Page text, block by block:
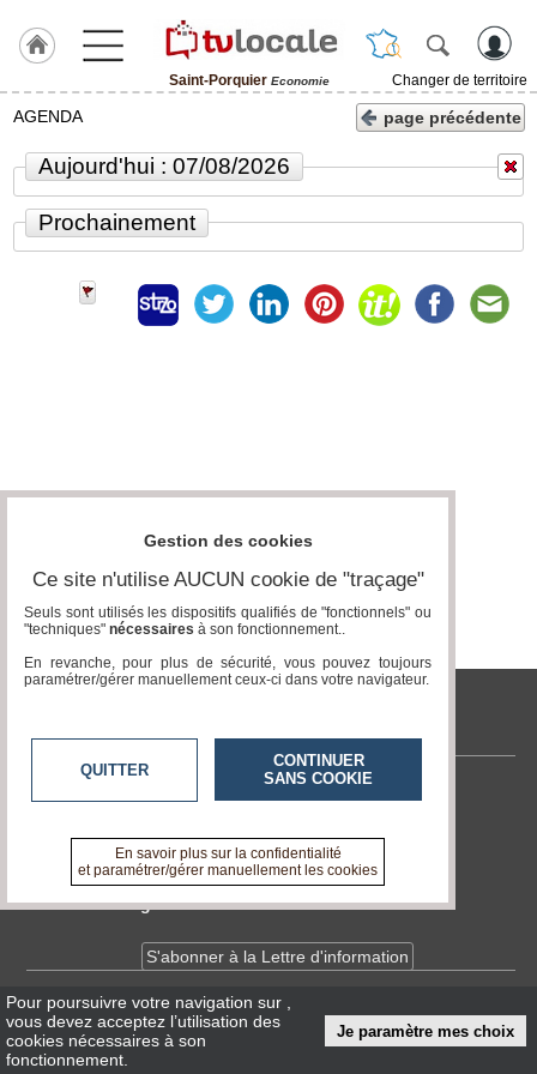
Saint-Porquier Economie
Changer de territoire
J'adhère
ACCUEIL
Saint-
Porquier
du
groupe
Blogs
Inscription
AGENDA page précédente
Aujourd'hui : 07/08/2026
Prochainement
tvlocale.fr
Contactez-nous
A propos de tvlocale.fr
Devenir délégué
S'abonner à la Lettre d'information
InfosCNIL/RGPD
Conditions Générales d'Utilisation
Pour poursuivre votre navigation sur
vous devez acceptez l’utilisation des
cookies nécessaires à son
fonctionnement.
Je paramètre mes choix
Gestion des cookies
Ce site n'utilise AUCUN cookie de "traçage"
Seuls sont utilisés les dispositifs qualifiés de "fonctionnels" ou
"techniques" nécessaires à son fonctionnement..
En revanche, pour plus de sécurité, vous pouvez toujours
paramétrer/gérer manuellement ceux-ci dans votre navigateur.
QUITTER
CONTINUER
SANS COOKIE
En savoir plus sur la confidentialité
et paramétrer/gérer manuellement les cookies